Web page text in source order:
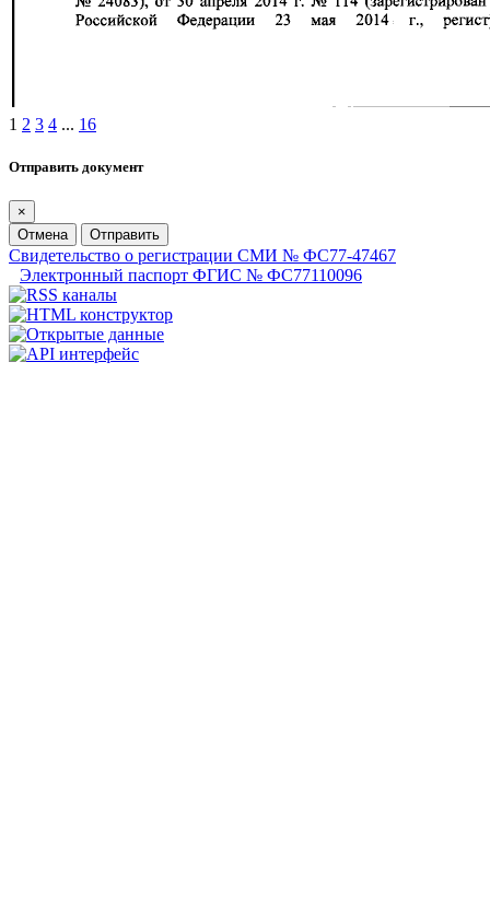
1 2 3 4 ... 16
Отправить документ
×
Отмена
Отправить
Свидетельство о регистрации СМИ № ФС77-47467
Электронный паспорт ФГИС № ФС77110096